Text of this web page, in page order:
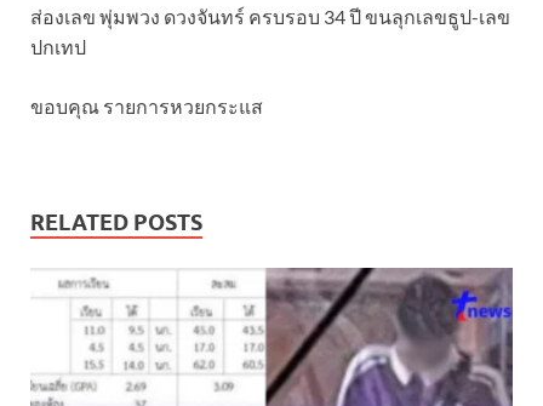
ส่องเลข พุ่มพวง ดวงจันทร์ ครบรอบ 34 ปี ขนลุกเลขธูป-เลข
ปกเทป
ขอบคุณ รายการหวยกระแส
RELATED POSTS